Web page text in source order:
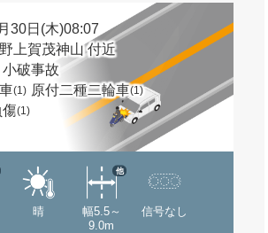
30日(木)08:07
上賀茂神山 付近
破事故
(1) 原付二種二輪車(1)
傷(1)
晴
幅5.5～
9.0m
他
信号なし